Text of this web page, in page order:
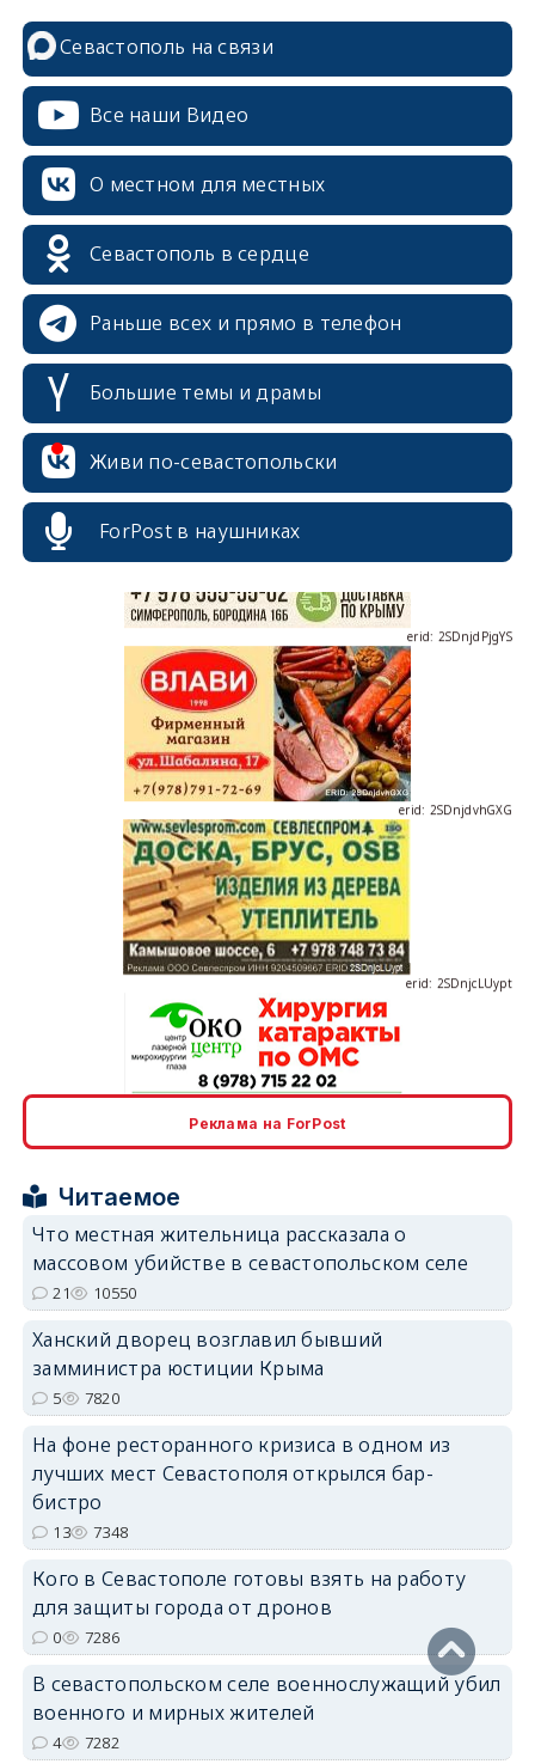
Севастополь на связи
Все наши Видео
О местном для местных
Севастополь в сердце
Раньше всех и прямо в телефон
Большие темы и драмы
Живи по-севастопольски
ForPost в наушниках
erid: 2SDnjcrDNw6
erid: 2SDnjdPjgYS
erid: 2SDnjdvhGXG
erid: 2SDnjcLUypt
erid: 2SDnjdvhGXG
Реклама на ForPost
Читаемое
Что местная жительница рассказала о
массовом убийстве в севастопольском селе
21 10550
Ханский дворец возглавил бывший
замминистра юстиции Крыма
5 7820
На фоне ресторанного кризиса в одном из
лучших мест Севастополя открылся бар-
бистро
13 7348
Кого в Севастополе готовы взять на работу
для защиты города от дронов
0 7286
В севастопольском селе военнослужащий убил
военного и мирных жителей
4 7282